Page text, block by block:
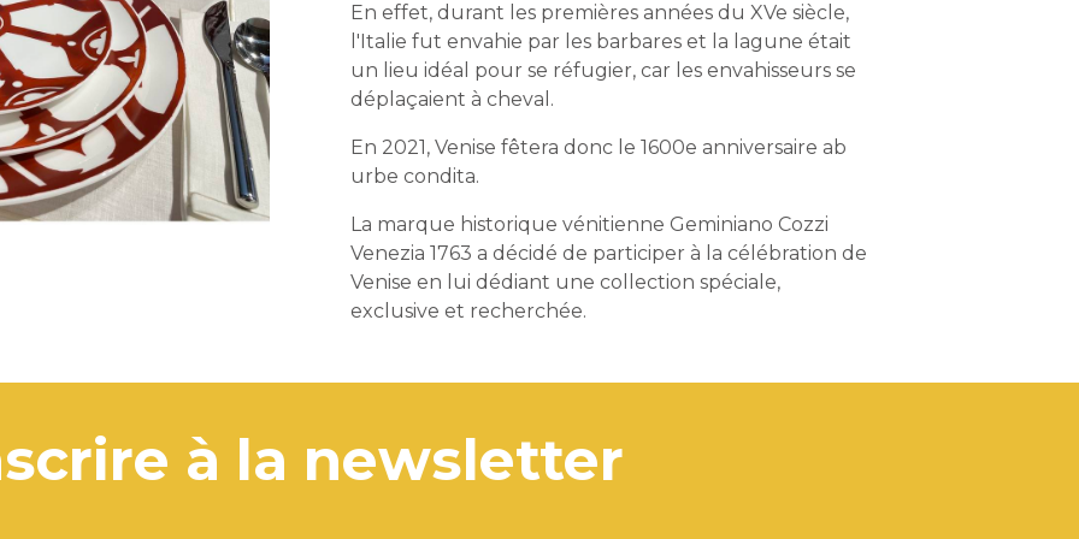
En effet, durant les premières années du XVe siècle,
l'Italie fut envahie par les barbares et la lagune était
un lieu idéal pour se réfugier, car les envahisseurs se
déplaçaient à cheval.
En 2021, Venise fêtera donc le 1600e anniversaire ab
urbe condita.
La marque historique vénitienne Geminiano Cozzi
Venezia 1763 a décidé de participer à la célébration de
Venise en lui dédiant une collection spéciale,
exclusive et recherchée.
à la newsletter